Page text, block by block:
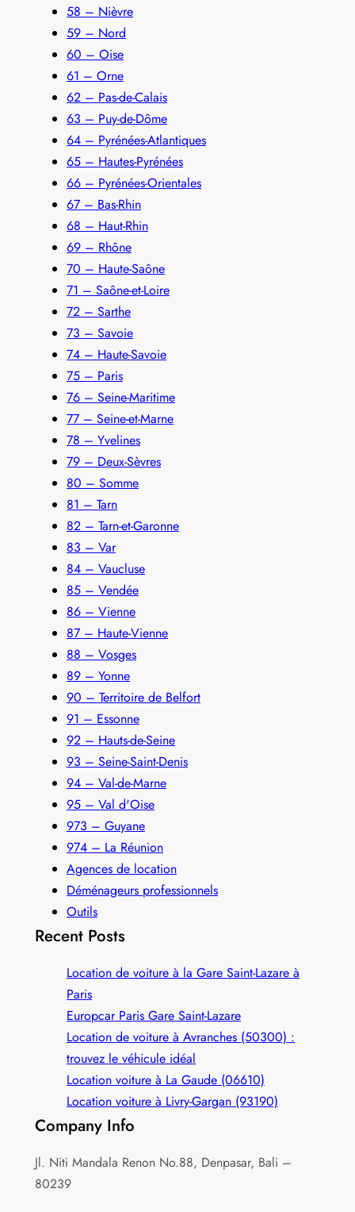
58 – Nièvre
59 – Nord
60 – Oise
61 – Orne
62 – Pas-de-Calais
63 – Puy-de-Dôme
64 – Pyrénées-Atlantiques
65 – Hautes-Pyrénées
66 – Pyrénées-Orientales
67 – Bas-Rhin
68 – Haut-Rhin
69 – Rhône
70 – Haute-Saône
71 – Saône-et-Loire
72 – Sarthe
73 – Savoie
74 – Haute-Savoie
75 – Paris
76 – Seine-Maritime
77 – Seine-et-Marne
78 – Yvelines
79 – Deux-Sèvres
80 – Somme
81 – Tarn
82 – Tarn-et-Garonne
83 – Var
84 – Vaucluse
85 – Vendée
86 – Vienne
87 – Haute-Vienne
88 – Vosges
89 – Yonne
90 – Territoire de Belfort
91 – Essonne
92 – Hauts-de-Seine
93 – Seine-Saint-Denis
94 – Val-de-Marne
95 – Val d'Oise
973 – Guyane
974 – La Réunion
Agences de location
Déménageurs professionnels
Outils
Recent Posts
Location de voiture à la Gare Saint-Lazare à
Paris
Europcar Paris Gare Saint‑Lazare
Location de voiture à Avranches (50300) :
trouvez le véhicule idéal
Location voiture à La Gaude (06610)
Location voiture à Livry-Gargan (93190)
Company Info
Jl. Niti Mandala Renon No.88, Denpasar, Bali –
80239